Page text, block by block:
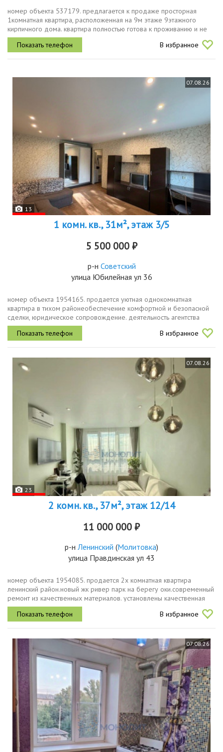
номер объекта 537179. предлагается к продаже просторная
1комнатная квартира, расположенная на 9м этаже 9этажного
кирпичного дома. квартира полностью готова к проживанию и не
требует дополнительных вложений.основные характеристики
общая площадь 32,7...
В избранное
07.08.26
13
1 комн. кв., 31м², этаж 3/5
5 500 000 ₽
р-н Советский
улица Юбилейная ул 36
номер объекта 1954165. продается уютная однокомнатная
квартира в тихом районеобеспечение комфортной и безопасной
сделки, юридическое сопровождение. деятельность агентства
застрахована.
В избранное
07.08.26
23
2 комн. кв., 37м², этаж 12/14
11 000 000 ₽
р-н Ленинский (Молитовка)
улица Правдинская ул 43
номер объекта 1954085. продается 2х комнатная квартира
ленинский район.новый жк ривер парк на берегу оки.современный
ремонт из качественных материалов. установлены качественная
кухня и шкафы. вся мебель полностью остается новым
собственникам. так...
В избранное
07.08.26